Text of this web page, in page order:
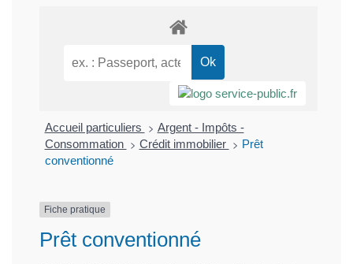
Accueil particuliers > Argent - Impôts -
Consommation > Crédit immobilier > Prêt
conventionné
Fiche pratique
Prêt conventionné